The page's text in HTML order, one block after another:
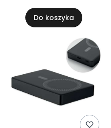
Do koszyka